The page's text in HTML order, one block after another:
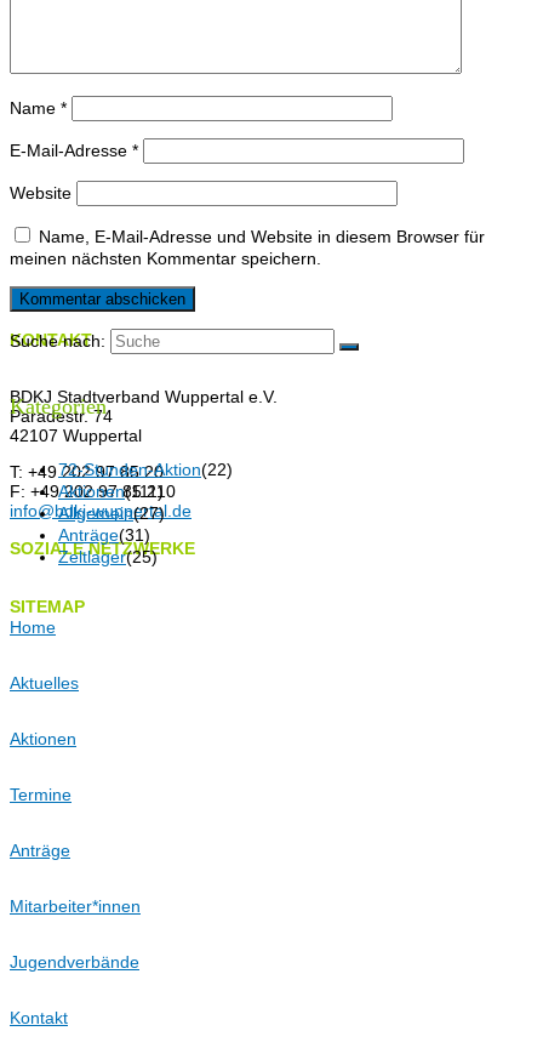
Name *
E-Mail-Adresse *
Website
Name, E-Mail-Adresse und Website in diesem Browser für
meinen nächsten Kommentar speichern.
Suche nach:
Kategorien
72-Stunden-Aktion(22)
Aktionen(111)
Allgemein(27)
Anträge(31)
Zeltlager(25)
KONTAKT
BDKJ Stadtverband Wuppertal e.V.
Paradestr. 74
42107 Wuppertal
T: +49 202 97 85 20
F: +49 202 97 85 210
info@bdkj-wuppertal.de
SOZIALE NETZWERKE
SITEMAP
Home
Aktuelles
Aktionen
Termine
Anträge
Mitarbeiter*innen
Jugendverbände
Kontakt